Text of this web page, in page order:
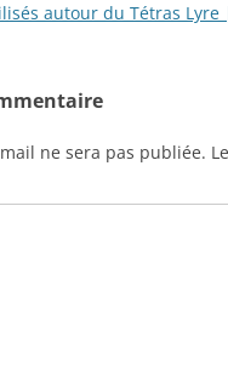
autour du Tétras
ne sera pas publiée.